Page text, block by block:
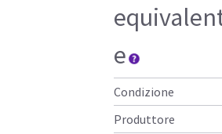
e
Condizione
Produttore